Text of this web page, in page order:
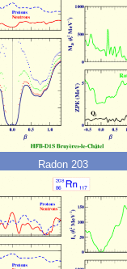
Radon 203